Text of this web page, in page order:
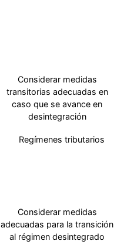
Considerar medidas
transitorias adecuadas en
caso que se avance en
desintegración
Regímenes tributarios
Considerar medidas
adecuadas para la transición
al régimen desintegrado